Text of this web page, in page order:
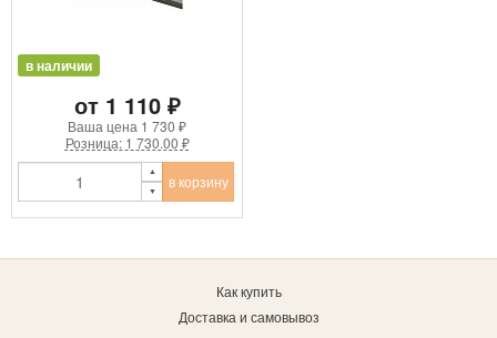
в наличии
от 1 110 ₽
Ваша цена 1 730 ₽
Розница: 1 730.00 ₽
в корзину
Как купить
Доставка и самовывоз